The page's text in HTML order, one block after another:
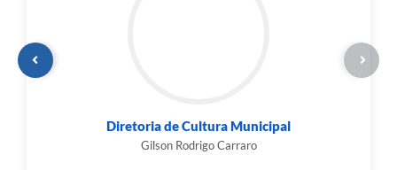
Diretoria de Cultura Municipal
Gilson Rodrigo Carraro